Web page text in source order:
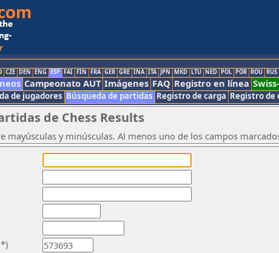
CZE DEN ENG ESP FAI FIN FRA GER GRE INA ITA JPN MKD LTU NED POL POR ROU RUS
Campeonato AUT Imágenes FAQ Registro en línea
de jugadores Búsqueda de partidas Registro de carga Registro de
de Chess Results
mayúsculas y minúsculas. Al menos uno de los campos